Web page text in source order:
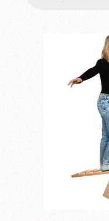
Bildergalerie überspringen